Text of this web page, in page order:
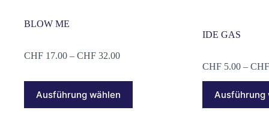
BLOW ME
CHF 17.00 – CHF 32.00Preisspanne:
Ausführung wählen
Produkt
weist
IDE GAS
CHF 5.00 –CHF
Ausführung
Produkt
weist